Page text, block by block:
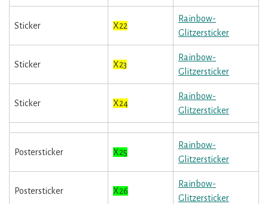
Sticker X22
Rainbow-
Glitzersticker
Sticker X23
Rainbow-
Glitzersticker
Sticker X24
Rainbow-
Glitzersticker
Postersticker X25
Rainbow-
Glitzersticker
Postersticker X26
Rainbow-
Glitzersticker